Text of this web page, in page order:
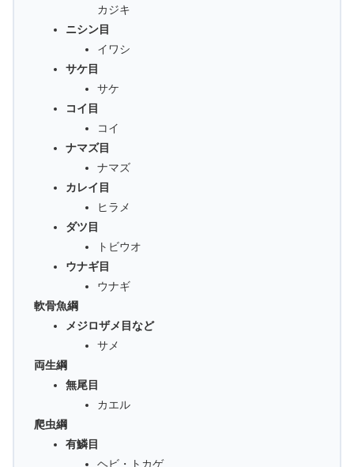
カジキ
ニシン目
イワシ
サケ目
サケ
コイ目
コイ
ナマズ目
ナマズ
カレイ目
ヒラメ
ダツ目
トビウオ
ウナギ目
ウナギ
軟骨魚綱
メジロザメ目など
サメ
両生綱
無尾目
カエル
爬虫綱
有鱗目
ヘビ・トカゲ